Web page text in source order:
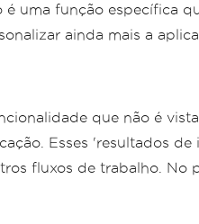
uma função específica
ainda mais a
que não é
Esses 'resultados
fluxos de trabalho.